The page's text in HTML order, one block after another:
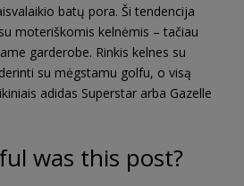
batų pora. Ši tendencija
moteriškomis kelnėmis – tačiau
garderobe. Rinkis kelnes su
su mėgstamu golfu, o visą
adidas Superstar arba Gazelle
was this post?